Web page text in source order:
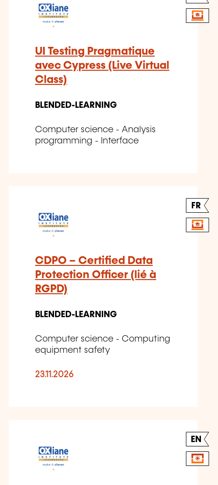
UI Testing Pragmatique
avec Cypress (Live Virtual
Class)
BLENDED-LEARNING
Computer science - Analysis
programming - Interface
FR
CDPO – Certified Data
Protection Officer (lié à
RGPD)
BLENDED-LEARNING
Computer science - Computing
equipment safety
23.11.2026
EN